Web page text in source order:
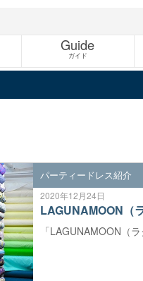
Guide
ガイド
パーティードレス紹介
2020年12月24日
LAGUNAMOON（
「LAGUNAMOON（